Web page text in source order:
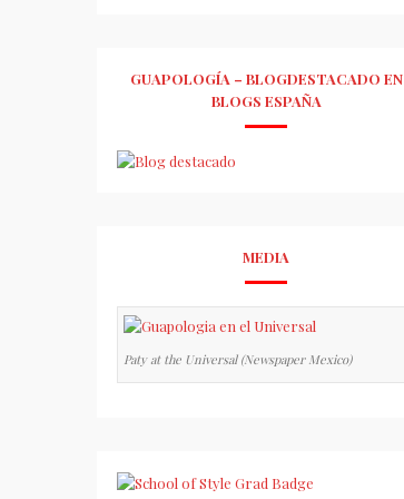
GUAPOLOGÍA – BLOGDESTACADO EN
BLOGS ESPAÑA
MEDIA
Paty at the Universal (Newspaper Mexico)